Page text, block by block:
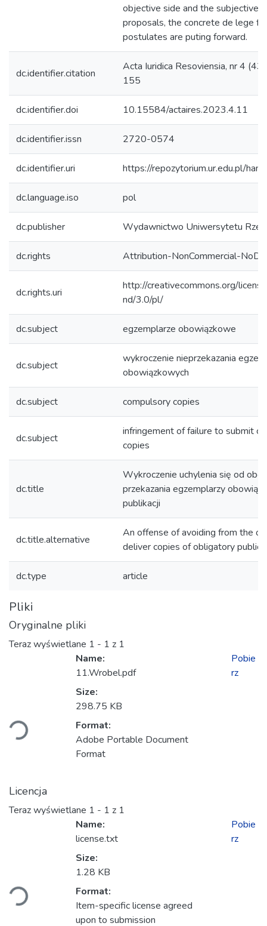
objective side and the subjective
proposals, the concrete de lege
postulates are puting forward.
dc.identifier.citation
Acta Iuridica Resoviensia, nr 4
155
dc.identifier.doi 10.15584/actaires.2023.4.11
dc.identifier.issn 2720-0574
dc.identifier.uri https://repozytorium.ur.edu.pl/
dc.language.iso pol
dc.publisher Wydawnictwo Uniwersytetu
dc.rights Attribution-NonCommercial-
dc.rights.uri
http://creativecommons.org/
nd/3.0/pl/
dc.subject egzemplarze obowiązkowe
dc.subject
wykroczenie nieprzekazania
obowiązkowych
dc.subject compulsory copies
dc.subject
infringement of failure to submit
copies
dc.title
Wykroczenie uchylenia się od
przekazania egzemplarzy
publikacji
dc.title.alternative
An offense of avoiding from the
deliver copies of obligatory
dc.type article
Pliki
Oryginalne pliki
Teraz wyświetlane 1 - 1 z 1
Name:
11.Wrobel.pdf
Size:
298.75 KB
Format:
Adobe Portable Document
Format
Pobie
rz
Licencja
Teraz wyświetlane 1 - 1 z 1
Name:
license.txt
Size:
1.28 KB
Format:
Item-specific license agreed
upon to submission
Pobie
rz